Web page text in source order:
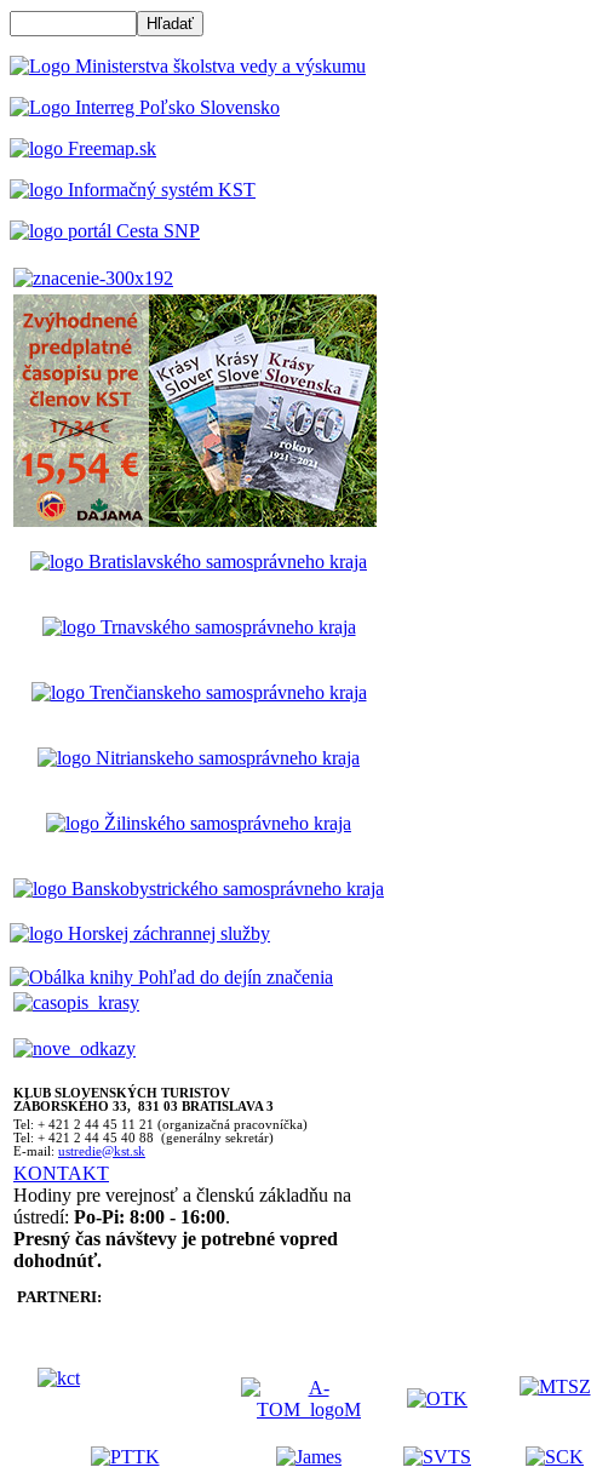
KLUB SLOVENSKÝCH TURISTOV
ZÁBORSKÉHO 33, 831 03 BRATISLAVA 3
Tel: + 421 2 44 45 11 21 (organizačná pracovníčka)
Tel: + 421 2 44 45 40 88 (generálny sekretár)
E-mail: ustredie@kst.sk
KONTAKT
Hodiny pre verejnosť a členskú základňu na
ústredí: Po-Pi: 8:00 - 16:00.
Presný čas návštevy je potrebné vopred
dohodnúť.
PARTNERI: